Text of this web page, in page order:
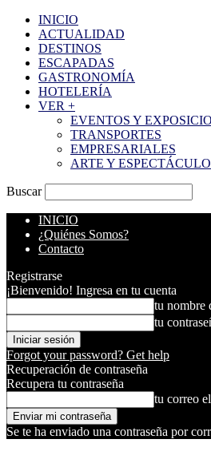
INICIO
ACTUALIDAD
DESTINOS
ESCAPADAS
GASTRONOMÍA
HOTELERÍA
VER +
EVENTOS Y
TRANSPORTES
EMPRESARIALES
ARTE Y
Buscar
INICIO
¿Quiénes Somos?
Contacto
Registrarse
¡Bienvenido! Ingresa en tu cuenta
tu nombre
tu
Forgot your password? Get help
Recuperación de contraseña
Recupera tu contraseña
tu correo
Se te ha enviado una contraseña por